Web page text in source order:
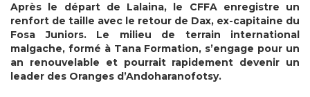
Après le départ de Lalaina, le CFFA enregistre un
renfort de taille avec le retour de Dax, ex-capitaine du
Fosa Juniors. Le milieu de terrain international
malgache, formé à Tana Formation, s’engage pour un
an renouvelable et pourrait rapidement devenir un
leader des Oranges d’Andoharanofotsy.